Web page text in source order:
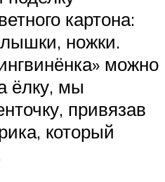
картона:
ножки.
можно
ёлку, мы
привязав
который